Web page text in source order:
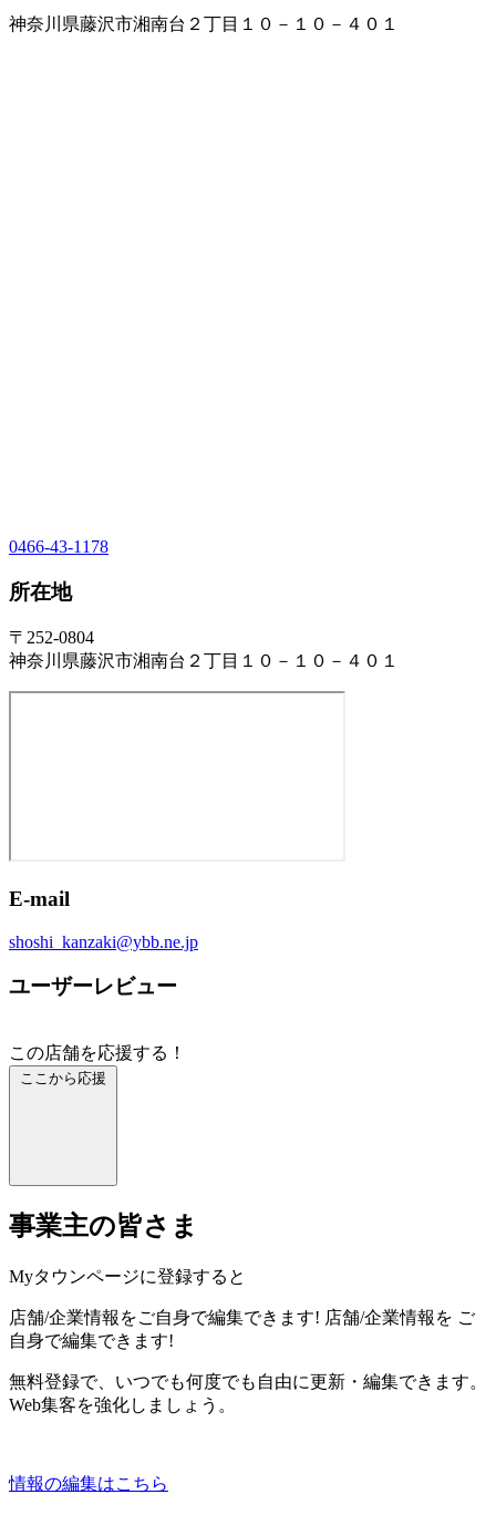
神奈川県藤沢市湘南台２丁目１０－１０－４０１
0466-43-1178
所在地
〒252-0804
神奈川県藤沢市湘南台２丁目１０－１０－４０１
E-mail
shoshi_kanzaki@ybb.ne.jp
ユーザーレビュー
この店舗を応援する！
ここから応援
事業主の皆さま
Myタウンページに登録すると
店舗/企業情報をご自身で編集できます! 店舗/企業情報を ご
自身で編集できます!
無料登録で、いつでも何度でも自由に更新・編集できます。
Web集客を強化しましょう。
情報の編集はこちら